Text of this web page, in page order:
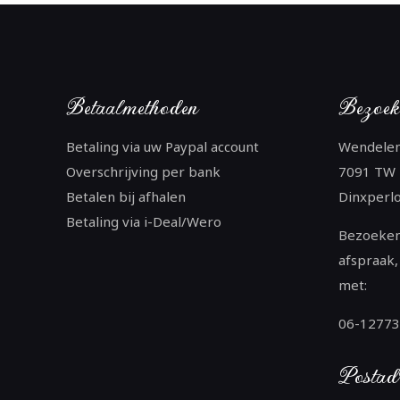
Betaalmethoden
Betaling via uw Paypal account
Overschrijving per bank
Betalen bij afhalen
Betaling via i-Deal/Wero
7091 TW
met:
06-